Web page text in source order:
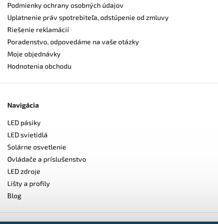
Podmienky ochrany osobných údajov
Uplatnenie práv spotrebiteľa, odstúpenie od zmluvy
Riešenie reklamácií
Poradenstvo, odpovedáme na vaše otázky
Moje objednávky
Hodnotenia obchodu
Navigácia
LED pásiky
LED svietidlá
Solárne osvetlenie
Ovládače a príslušenstvo
LED zdroje
Lišty a profily
Blog